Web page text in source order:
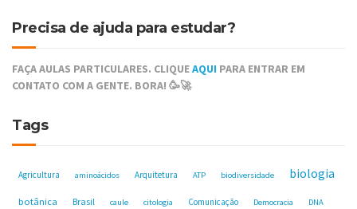
Precisa de ajuda para estudar?
FAÇA AULAS PARTICULARES. CLIQUEAQUI PARA ENTRAR EM
CONTATO COM A GENTE. BORA! 🥳🚀
Tags
Agricultura aminoácidos Arquitetura ATP biodiversidade biologia
botânica Brasil caule citologia Comunicação Democracia DNA